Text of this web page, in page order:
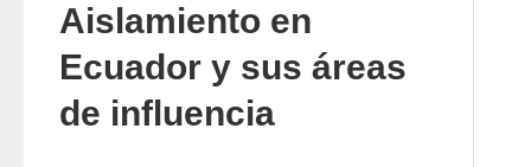
Aislamiento en
Ecuador y sus áreas
de influencia